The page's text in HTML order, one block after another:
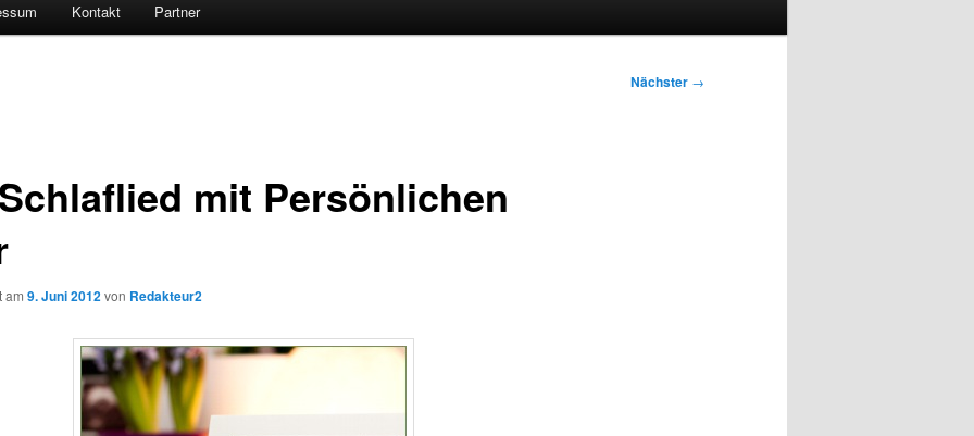
Kontakt Partner
Nächster →
mit Persönlichen
am 9. Juni 2012von Redakteur2